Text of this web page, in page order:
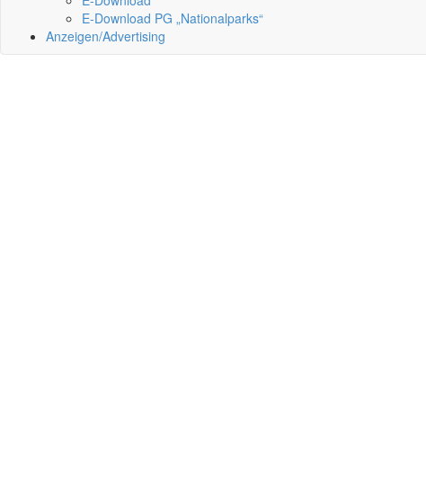
E-Download PG „Nationalparks“
Anzeigen/Advertising